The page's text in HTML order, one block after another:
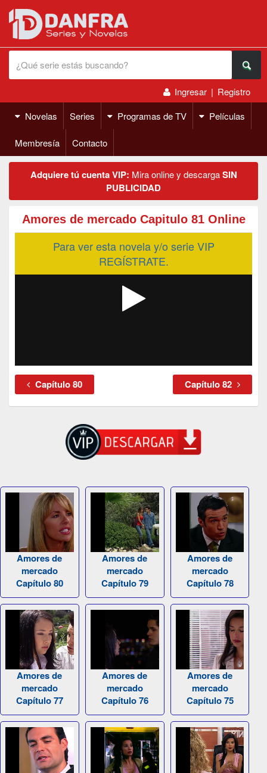
Ingresar | Registro
Novelas
Series Programas de TV Películas
Membresía Contacto
Adquiere tú cuenta VIP: Mira online y descargaSIN
PUBLICIDAD
Amores de mercado Capitulo 81 Online
Para ver esta novela y/o serie VIP
REGÍSTRATE.
Capítulo 80 Capítulo 82
Amores de
mercado
Capítulo 80
Amores de
mercado
Capítulo 79
Amores de
mercado
Capítulo 78
Amores de
mercado
Capítulo 77
Amores de
mercado
Capítulo 76
Amores de
mercado
Capítulo 75